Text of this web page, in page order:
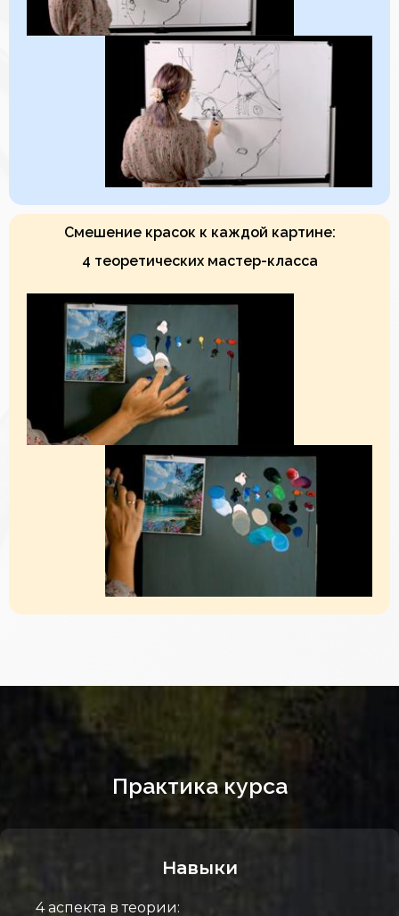
Смешение красок к каждой картине:
4 теоретических мастер-класса
Практика курса
Навыки
4 аспекта в теории: